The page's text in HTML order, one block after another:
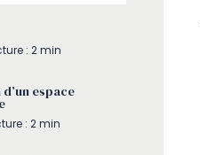
: 2 min
espace
: 2 min